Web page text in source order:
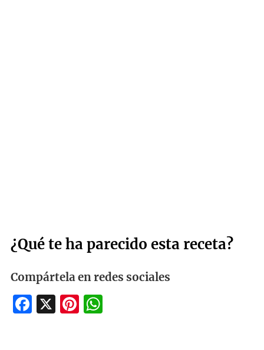
¿Qué te ha parecido esta receta?
Compártela en redes sociales
Facebook
X Pinterest
WhatsApp